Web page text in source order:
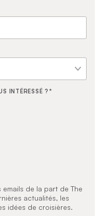
INTÉRESSÉ ? *
de la part de The
actualités, les
idées de croisières.